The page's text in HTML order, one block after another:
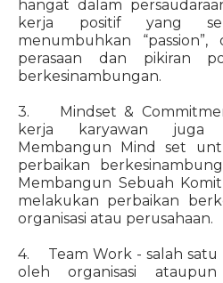
hangat dalam
kerja positif yang
menumbuhkan “passion”,
perasaan dan pikiran
berkesinambungan.
3. Mindset &
kerja karyawan juga
Membangun Mind set
perbaikan
Membangun Sebuah
melakukan perbaikan
organisasi atau perusahaan.
4. Team Work - salah satu
oleh organisasi